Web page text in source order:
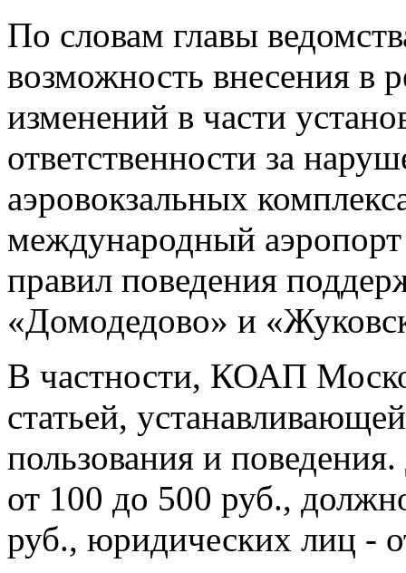
По словам главы
возможность внесения в
изменений в части
ответственности за
аэровокзальных
международный
правил поведения
«Домодедово» и
В частности, КОАП
статьей,
пользования и
от 100 до 500 руб.,
руб., юридических лиц -